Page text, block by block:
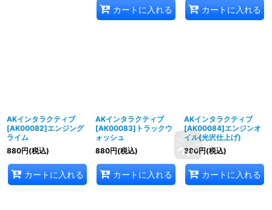
カートに入れる カートに入れる
AKインタラクティブ
[AK00082]エンジング
ライム
880円(税込)
カートに入れる
AKインタラクティブ
[AK00083]トラックウ
ォッシュ
880円(税込)
カートに入れる
AKインタラクティブ
[AK00084]エンジンオ
イル(光沢仕上げ)
880円(税込)
カートに入れる